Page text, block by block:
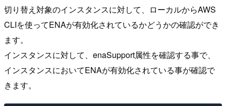
切り替え対象のインスタンスに対して、ローカルからAWS
CLIを使ってENAが有効化されているかどうかの確認ができ
ます。
インスタンスに対して、enaSupport属性を確認する事で、
インスタンスにおいてENAが有効化されている事が確認で
きます。